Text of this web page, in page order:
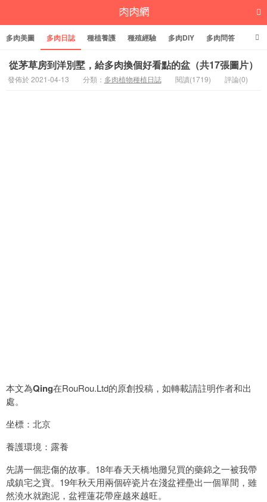
多肉美圖 多肉日誌 種植養護 種殖經驗 多肉DIY 多肉問答
多肉學堂 多肉標籤
從茅草房到洋別墅，給多肉換個好看點的盆（共17張圖片）
發佈於 2021-04-13 分類： 多肉植物種植日誌 閱讀(1719) 評論(0)
本文為Qing在RouRou.Ltd的原創投稿，如轉載請註明作者和出
處。
坐標：北京
養護環境：露養
先講一個悲傷的故事。18年春天天橋地攤兒買的藥錦之一被我帶
成鎮宅之寶。19年秋天用兩個碎瓷片在淺盆裡壘出一個單間，雖
然澆水就跑泥，盆裡蓮花帶座越來越旺。